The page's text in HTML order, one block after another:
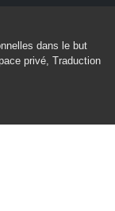
dans le but
privé, Traduction